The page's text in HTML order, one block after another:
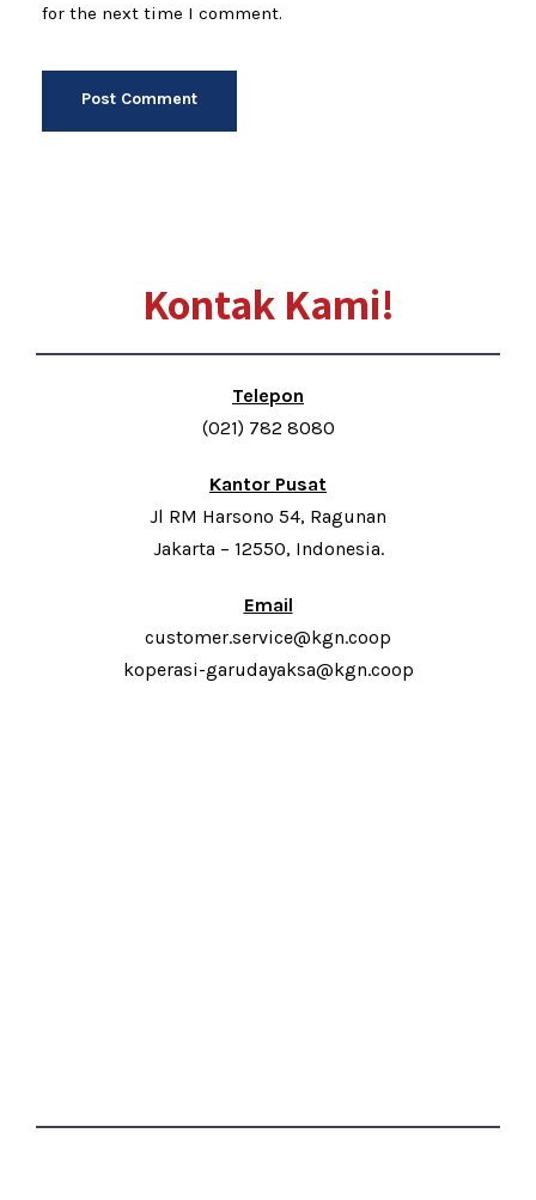
for the next time I comment.
Kontak Kami!
Telepon
(021) 782 8080
Kantor Pusat
Jl RM Harsono 54, Ragunan
Jakarta – 12550, Indonesia.
Email
customer.service@kgn.coop
koperasi-garudayaksa@kgn.coop